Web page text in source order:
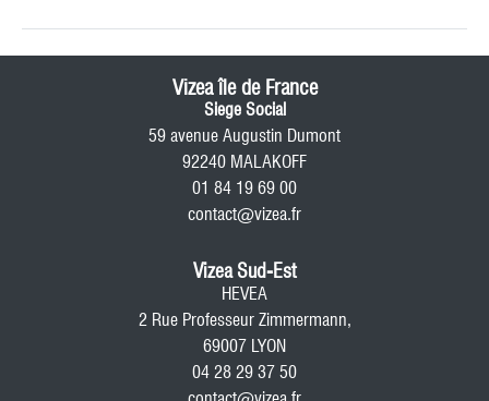
Vizea île de France
Siege Social
59 avenue Augustin Dumont
92240 MALAKOFF
01 84 19 69 00
contact@vizea.fr
Vizea Sud-Est
HEVEA
2 Rue Professeur Zimmermann,
69007 LYON
04 28 29 37 50